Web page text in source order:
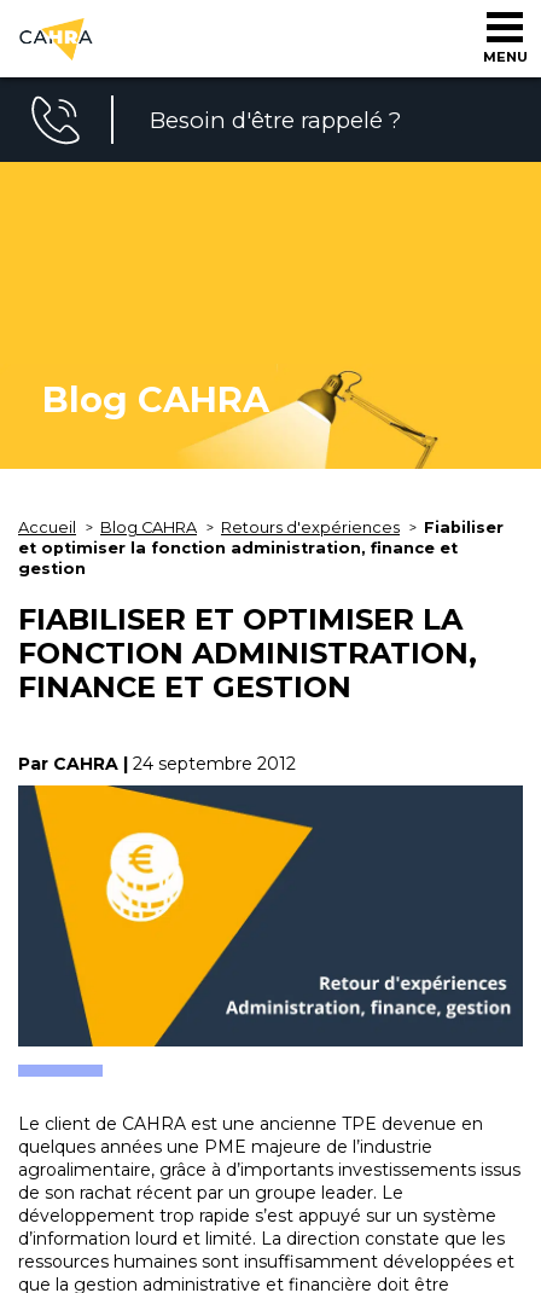
MENU
Besoin d'être rappelé ?
Blog CAHRA
Accueil Blog CAHRA Retours d'expériences
Fiabiliser
et optimiser la fonction administration, finance et
gestion
FIABILISER ET OPTIMISER LA
FONCTION ADMINISTRATION,
FINANCE ET GESTION
Par CAHRA | 24 septembre 2012
Le client de CAHRA est une ancienne TPE devenue en
quelques années une PME majeure de l’industrie
agroalimentaire, grâce à d’importants investissements issus
de son rachat récent par un groupe leader. Le
développement trop rapide s’est appuyé sur un système
d’information lourd et limité. La direction constate que les
ressources humaines sont insuffisamment développées et
que la gestion administrative et financière doit être